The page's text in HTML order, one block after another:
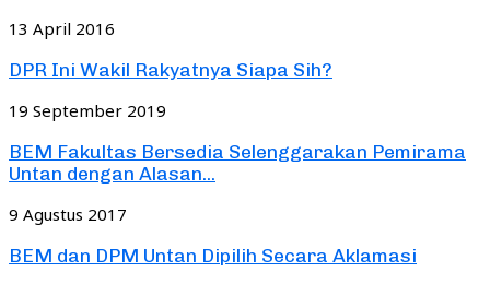
13 April 2016
DPR Ini Wakil Rakyatnya Siapa Sih?
19 September 2019
BEM Fakultas Bersedia Selenggarakan Pemirama
Untan dengan Alasan...
9 Agustus 2017
BEM dan DPM Untan Dipilih Secara Aklamasi